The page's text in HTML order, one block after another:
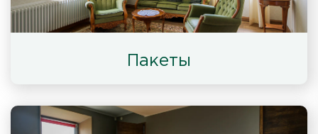
Пакеты